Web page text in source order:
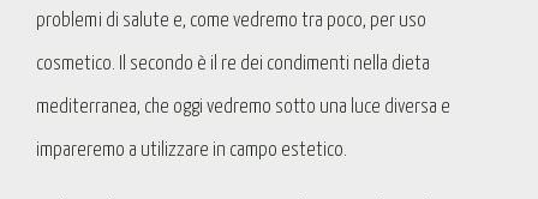
problemi di salute e, come vedremo tra poco, per uso
cosmetico. Il secondo è il re dei condimenti nella dieta
mediterranea, che oggi vedremo sotto una luce diversa e
impareremo a utilizzare in campo estetico.